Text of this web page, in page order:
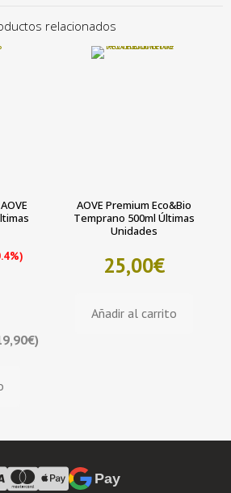
relacionados
AOVE Premium Eco&Bio
Temprano 500ml Últimas
Unidades
25,00€
Añadir al carrito
Pay